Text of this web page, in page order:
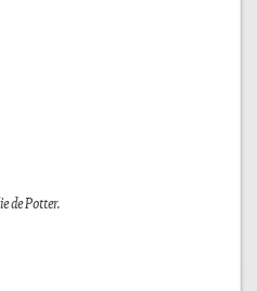
de Potter.